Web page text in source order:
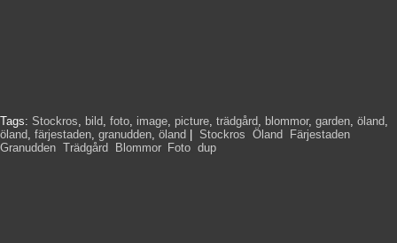
Tags: Stockros, bild, foto, image, picture, trädgård, blommor, garden, öland,
öland, färjestaden, granudden, öland Stockros Öland Färjestaden
Granudden Trädgård Blommor, Foto dup